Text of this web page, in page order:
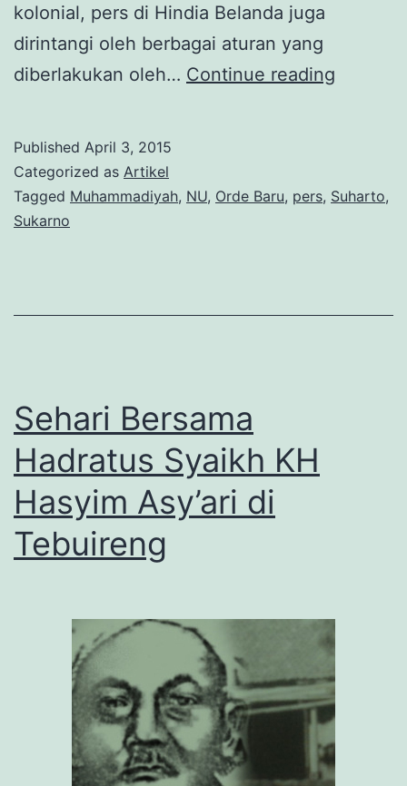
kolonial, pers di Hindia Belanda juga
dirintangi oleh berbagai aturan yang
diberlakukan oleh… Continue reading
MASA
Published April 3, 2015
Categorized as Artikel
Tagged Muhammadiyah, NU, Orde Baru, pers, Suharto,
Sukarno
Sehari Bersama
Hadratus Syaikh KH
Hasyim Asy’ari di
Tebuireng